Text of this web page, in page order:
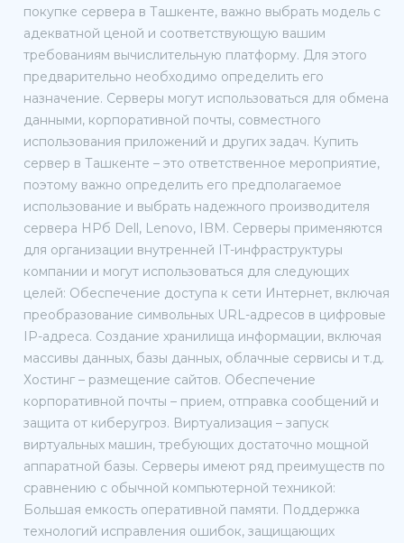
покупке сервера в Ташкенте, важно выбрать модель с
адекватной ценой и соответствующую вашим
требованиям вычислительную платформу. Для этого
предварительно необходимо определить его
назначение. Серверы могут использоваться для обмена
данными, корпоративной почты, совместного
использования приложений и других задач. Купить
сервер в Ташкенте – это ответственное мероприятие,
поэтому важно определить его предполагаемое
использование и выбрать надежного производителя
сервера HPб Dell, Lenovo, IBM. Серверы применяются
для организации внутренней IT-инфраструктуры
компании и могут использоваться для следующих
целей: Обеспечение доступа к сети Интернет, включая
преобразование символьных URL-адресов в цифровые
IP-адреса. Создание хранилища информации, включая
массивы данных, базы данных, облачные сервисы и т.д.
Хостинг – размещение сайтов. Обеспечение
корпоративной почты – прием, отправка сообщений и
защита от киберугроз. Виртуализация – запуск
виртуальных машин, требующих достаточно мощной
аппаратной базы. Серверы имеют ряд преимуществ по
сравнению с обычной компьютерной техникой:
Большая емкость оперативной памяти. Поддержка
технологий исправления ошибок, защищающих